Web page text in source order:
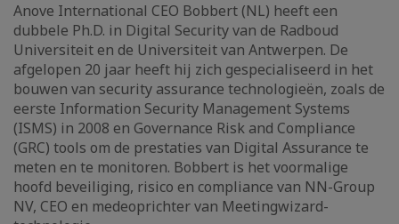
Anove International CEO Bobbert (NL) heeft een
dubbele Ph.D. in Digital Security van de Radboud
Universiteit en de Universiteit van Antwerpen. De
afgelopen 20 jaar heeft hij zich gespecialiseerd in het
bouwen van security assurance technologieën, zoals de
eerste Information Security Management Systems
(ISMS) in 2008 en Governance Risk and Compliance
(GRC) tools om de prestaties van Digital Assurance te
meten en te monitoren. Bobbert is het voormalige
hoofd beveiliging, risico en compliance van NN-Group
NV, CEO en medeoprichter van Meetingwizard-